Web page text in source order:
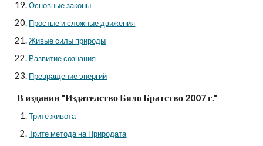
Основные законы
Простые и сложные движения
Живые силы природы
Развитие сознания
Превращение энергий
В издании "Издателство Бяло Братство 2007 г."
Трите живота
Трите метода на Природата